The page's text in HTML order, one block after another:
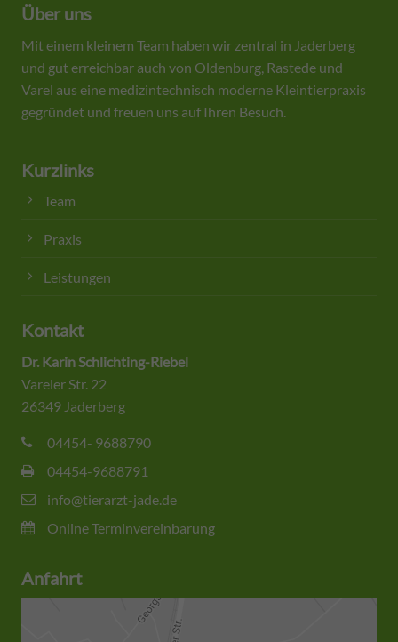
Über uns
Mit einem kleinem Team haben wir zentral in Jaderberg
und gut erreichbar auch von Oldenburg, Rastede und
Varel aus eine medizintechnisch moderne Kleintierpraxis
gegründet und freuen uns auf Ihren Besuch.
Kurzlinks
Team
Praxis
Leistungen
Kontakt
Dr. Karin Schlichting-Riebel
Vareler Str. 22
26349 Jaderberg
04454- 9688790
04454-9688791
info@tierarzt-jade.de
Online Terminvereinbarung
Anfahrt